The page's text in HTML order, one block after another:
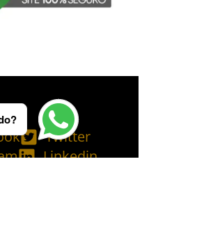
Twitter
Linkedin